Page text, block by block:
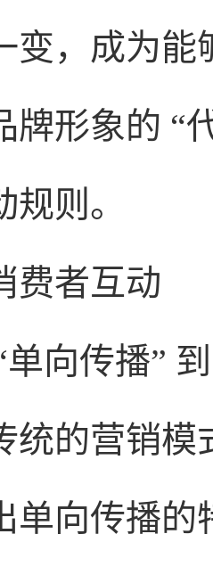
变，成为能
牌形象的 “
则。
费者互动
单向传播”
统的营销模
单向传播的